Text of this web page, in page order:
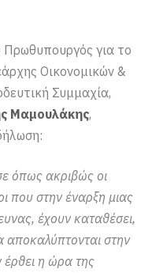
για το
Οικονομικών &
Συμμαχία,
Μαμουλάκης,
όπως ακριβώς οι
που στην έναρξη μιας
έχουν καταθέσει,
αποκαλύπτονται στην
έρθει η ώρα της